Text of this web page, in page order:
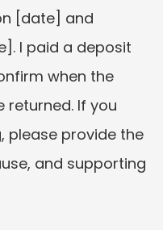
[date] and
I paid a deposit
when the
returned. If you
please provide the
and supporting